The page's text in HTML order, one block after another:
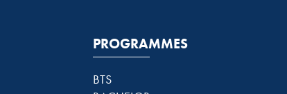
PROGRAMMES
BTS